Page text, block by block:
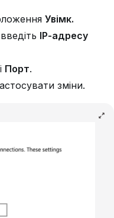
Увімк.
введіть IP-адресу
Порт.
зміни.